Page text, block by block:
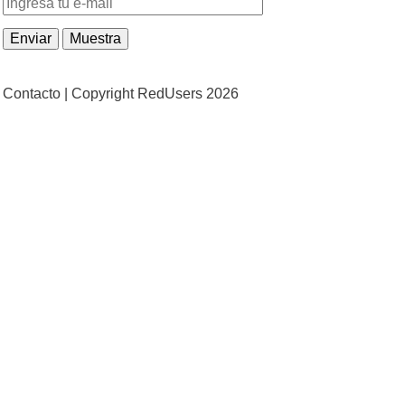
Contacto | Copyright RedUsers 2026